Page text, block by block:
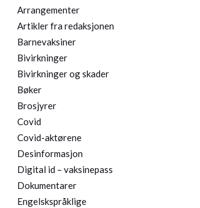
Arrangementer
Artikler fra redaksjonen
Barnevaksiner
Bivirkninger
Bivirkninger og skader
Bøker
Brosjyrer
Covid
Covid-aktørene
Desinformasjon
Digital id – vaksinepass
Dokumentarer
Engelskspråklige